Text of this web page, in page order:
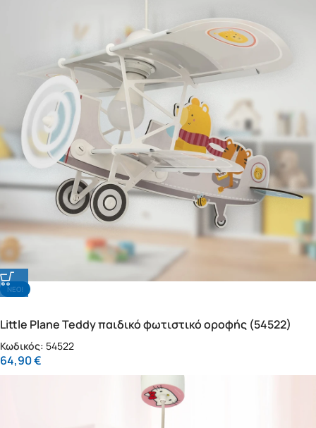
NΕΟ!
Little Plane Teddy παιδικό φωτιστικό οροφής (54522)
Κωδικός: 54522
64,90€